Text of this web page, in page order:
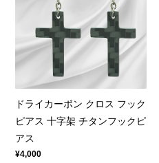
ドライカーボン クロス フック
ピアス 十字架 チタンフックピ
アス
¥4,000